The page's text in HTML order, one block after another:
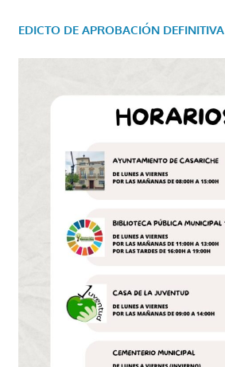
EDICTO DE APROBACIÓN DEFINITIVA